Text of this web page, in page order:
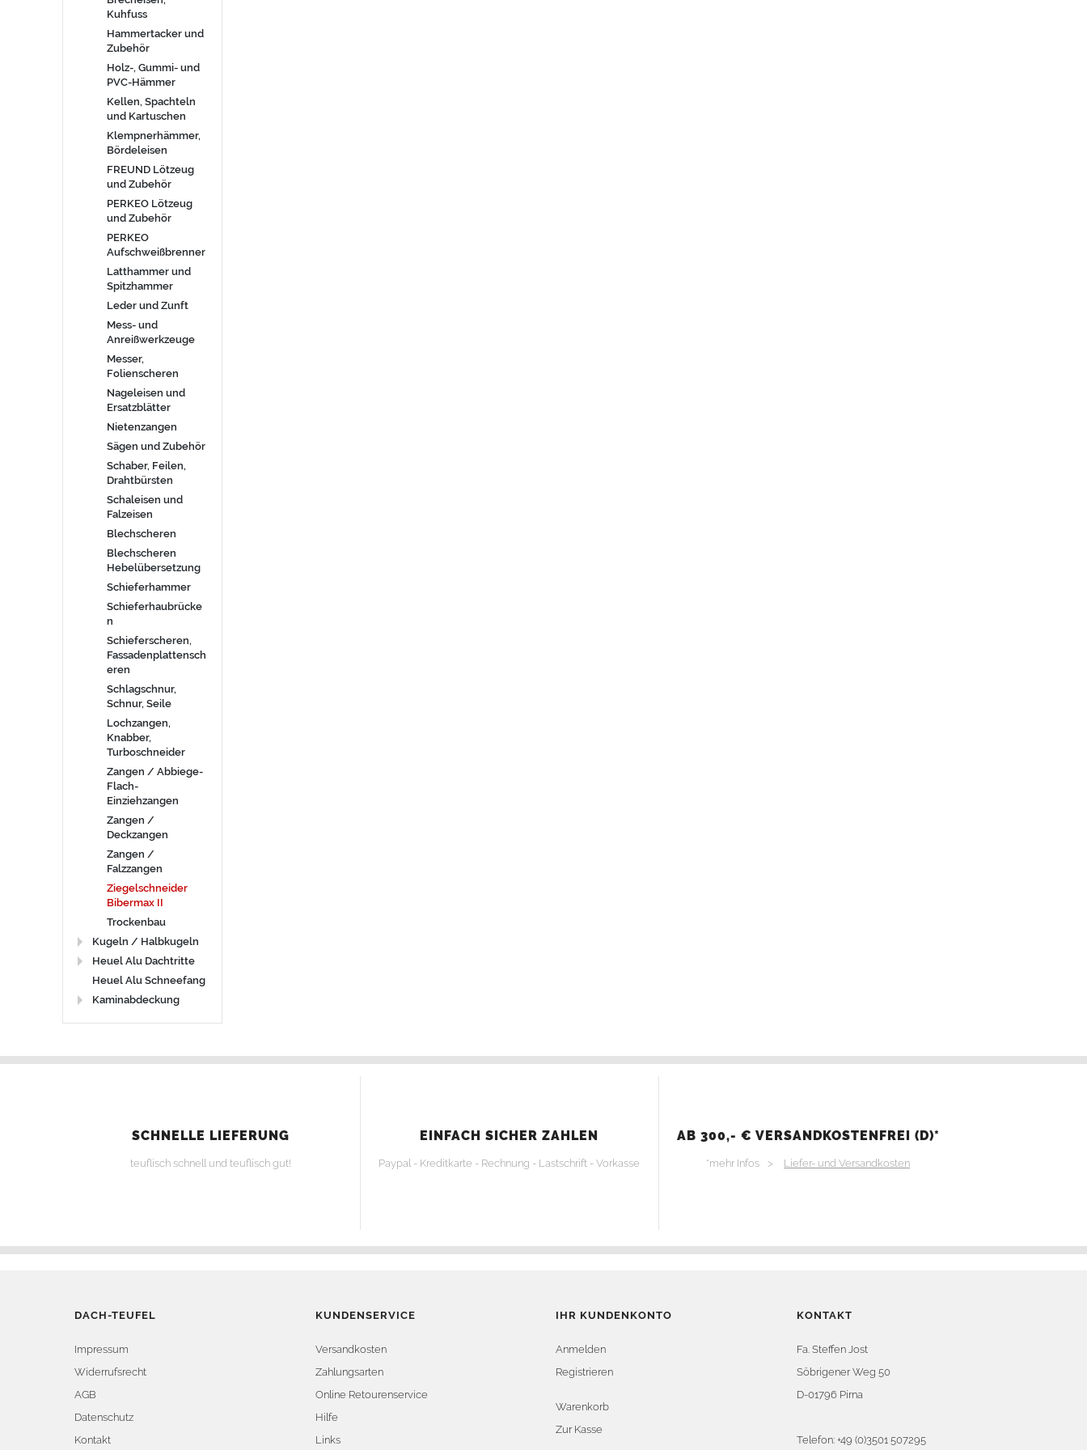
Kuhfuss
Hammertacker und
Zubehör
Holz-, Gummi- und
PVC-Hämmer
Kellen, Spachteln
und Kartuschen
Klempnerhämmer,
Bördeleisen
FREUND Lötzeug
und Zubehör
PERKEO Lötzeug
und Zubehör
PERKEO
Aufschweißbrenner
Latthammer und
Spitzhammer
Leder und Zunft
Mess- und
Anreißwerkzeuge
Messer,
Folienscheren
Nageleisen und
Ersatzblätter
Nietenzangen
Sägen und Zubehör
Schaber, Feilen,
Drahtbürsten
Schaleisen und
Falzeisen
Blechscheren
Blechscheren
Hebelübersetzung
Schieferhammer
Schieferhaubrücke
n
Schieferscheren,
Fassadenplattensch
eren
Schlagschnur,
Schnur, Seile
Lochzangen,
Knabber,
Turboschneider
Zangen / Abbiege-
Flach-
Einziehzangen
Zangen /
Deckzangen
Zangen /
Falzzangen
Ziegelschneider
Bibermax II
Trockenbau
Kugeln / Halbkugeln
Heuel Alu Dachtritte
Heuel Alu Schneefang
Kaminabdeckung
SCHNELLE LIEFERUNG
teuflisch schnell und teuflisch gut!
EINFACH SICHER ZAHLEN
Paypal - Kreditkarte - Rechnung - Lastschrift - Vorkasse
AB 300,- € VERSANDKOSTENFREI (D)*
*mehr Infos > Liefer- und Versandkosten
DACH-TEUFEL
Impressum
Widerrufsrecht
AGB
Datenschutz
Kontakt
KUNDENSERVICE
Versandkosten
Zahlungsarten
Online Retourenservice
Hilfe
Links
IHR KUNDENKONTO
Anmelden
Registrieren
Warenkorb
Zur Kasse
KONTAKT
Fa. Steffen Jost
Söbrigener Weg 50
D-01796 Pirna
Telefon: +49 (0)3501 507295